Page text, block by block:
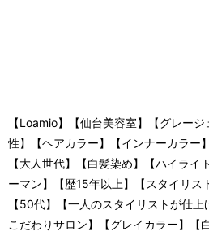
【Loamio】【仙台美容室】【グレー
性】【ヘアカラー】【インナーカラー
【大人世代】【白髪染め】【ハイライ
ーマン】【歴15年以上】【スタイリス
【50代】【一人のスタイリストが仕
こだわりサロン】【グレイカラー】【